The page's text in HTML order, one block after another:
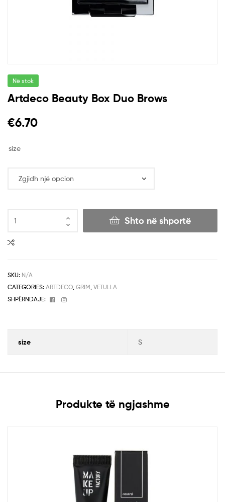
Në stok
Artdeco Beauty Box Duo Brows
€6.70
size
Shto në shportë
SKU: N/A
CATEGORIES: ARTDECO GRIM VETULLA
SHPËRNDAJE:
Facebook
Instagram
size S
Produkte të ngjashme